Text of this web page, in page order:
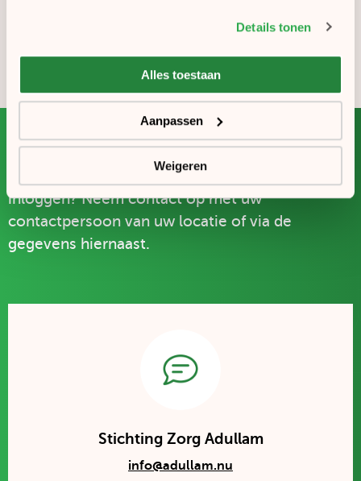
Details tonen
Alles toestaan
Aanpassen
Weigeren
Voor cliënten of hun
vertegenwoordigers
Heeft u nog vragen of hulp nodig bij het
inloggen? Neem contact op met uw
contactpersoon van uw locatie of via de
gegevens hiernaast.
Stichting Zorg Adullam
info@adullam.nu